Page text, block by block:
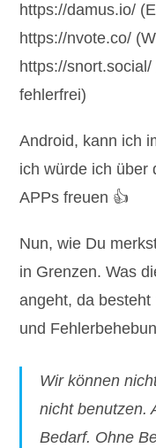
https://damus.io/
https://nvote.co/
https://
fehlerfrei)
Android, kann ich
ich würde ich über
APPs freuen 👍
Nun, wie Du
in Grenzen. Was
angeht, da
und
Wir können
nicht benutzen.
Bedarf. Ohne